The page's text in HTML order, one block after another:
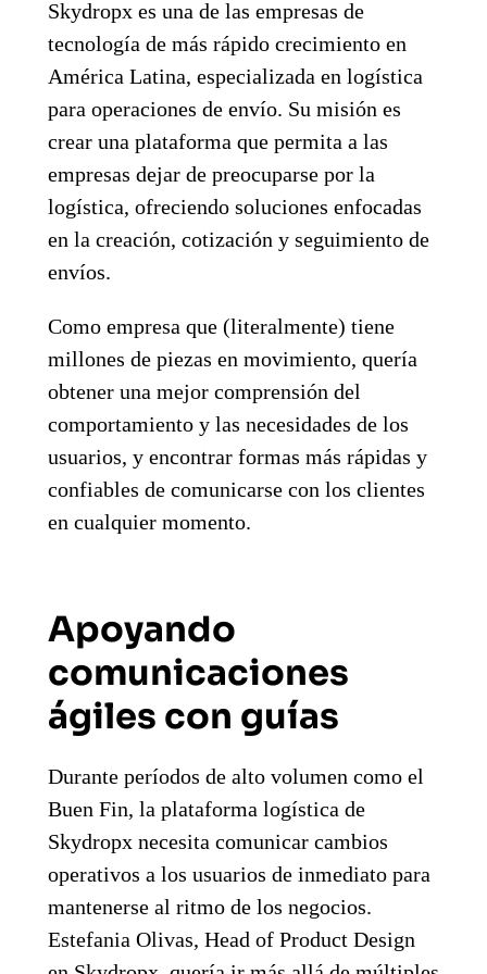
Skydropx es una de las empresas de
tecnología de más rápido crecimiento en
América Latina, especializada en logística
para operaciones de envío. Su misión es
crear una plataforma que permita a las
empresas dejar de preocuparse por la
logística, ofreciendo soluciones enfocadas
en la creación, cotización y seguimiento de
envíos.
Como empresa que (literalmente) tiene
millones de piezas en movimiento, quería
obtener una mejor comprensión del
comportamiento y las necesidades de los
usuarios, y encontrar formas más rápidas y
confiables de comunicarse con los clientes
en cualquier momento.
Apoyando
comunicaciones
ágiles con guías
Durante períodos de alto volumen como el
Buen Fin, la plataforma logística de
Skydropx necesita comunicar cambios
operativos a los usuarios de inmediato para
mantenerse al ritmo de los negocios.
Estefania Olivas, Head of Product Design